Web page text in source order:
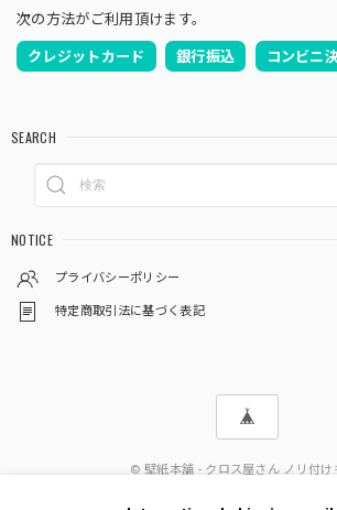
次の方法がご利用頂けます。
クレジットカード 銀行振込 コンビニ
SEARCH
NOTICE
プライバシーポリシー
特定商取引法に基づく表記
© 壁紙本舗 - クロス屋さん ノリ付け